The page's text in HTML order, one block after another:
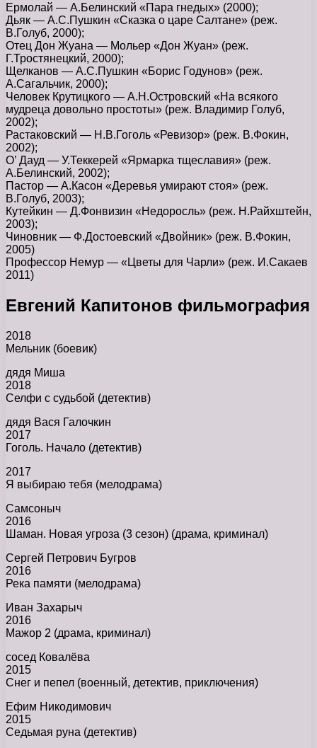
Ермолай — А.Белинский «Пара гнедых» (2000);
Дьяк — А.С.Пушкин «Сказка о царе Салтане» (реж.
В.Голуб, 2000);
Отец Дон Жуана — Мольер «Дон Жуан» (реж.
Г.Тростянецкий, 2000);
Щелканов — А.С.Пушкин «Борис Годунов» (реж.
А.Сагальчик, 2000);
Человек Крутицкого — А.Н.Островский «На всякого
мудреца довольно простоты» (реж. Владимир Голуб,
2002);
Растаковский — Н.В.Гоголь «Ревизор» (реж. В.Фокин,
2002);
О’ Дауд — У.Теккерей «Ярмарка тщеславия» (реж.
А.Белинский, 2002);
Пастор — А.Касон «Деревья умирают стоя» (реж.
В.Голуб, 2003);
Кутейкин — Д.Фонвизин «Недоросль» (реж. Н.Райхштейн,
2003);
Чиновник — Ф.Достоевский «Двойник» (реж. В.Фокин,
2005)
Профессор Немур — «Цветы для Чарли» (реж. И.Сакаев
2011)
Евгений Капитонов фильмография
2018
Мельник (боевик)
дядя Миша
2018
Селфи с судьбой (детектив)
дядя Вася Галочкин
2017
Гоголь. Начало (детектив)
2017
Я выбираю тебя (мелодрама)
Самсоныч
2016
Шаман. Новая угроза (3 сезон) (драма, криминал)
Сергей Петрович Бугров
2016
Река памяти (мелодрама)
Иван Захарыч
2016
Мажор 2 (драма, криминал)
сосед Ковалёва
2015
Снег и пепел (военный, детектив, приключения)
Ефим Никодимович
2015
Седьмая руна (детектив)